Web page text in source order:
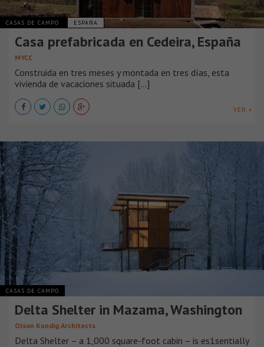
CASAS DE CAMPO ESPAÑA
Casa prefabricada en Cedeira, España
MYCC
Construida en tres meses y montada en tres días, esta
vivienda de vacaciones situada [...]
VER +
CASAS DE CAMPO
Delta Shelter in Mazama, Washington
Olson Kundig Architects
Delta Shelter – a 1,000 square-foot cabin – is es1sentially